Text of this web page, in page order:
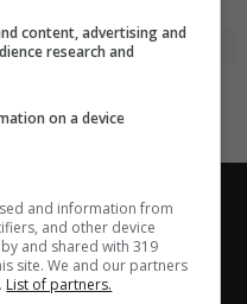
Calendario
Policy-Disclaimer
SHARE SRL - VIA
(RM) - Codice Fiscale
tempo reale.
Tipster!
content, advertising and
research and
on a device
and information from
and other device
and shared with 319
site. We and our partners
List of partners.